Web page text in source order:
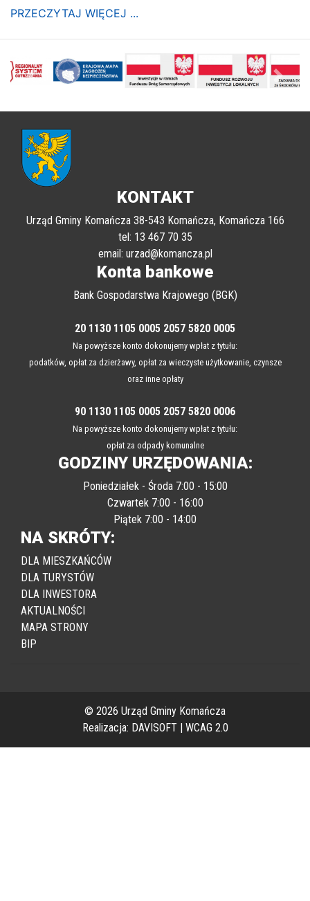
PRZECZYTAJ WIĘCEJ ...
poprzednii
KONTAKT
Urząd Gminy Komańcza 38-543 Komańcza, Komańcza 166
tel: 13 467 70 35
email: urzad@komancza.pl
Konta bankowe
Bank Gospodarstwa Krajowego (BGK)
20 1130 1105 0005 2057 5820 0005
Na powyższe konto dokonujemy wpłat z tytułu:
podatków, opłat za dzierżawy, opłat za wieczyste użytkowanie, czynsze
oraz inne opłaty
90 1130 1105 0005 2057 5820 0006
Na powyższe konto dokonujemy wpłat z tytułu:
opłat za odpady komunalne
GODZINY URZĘDOWANIA:
Poniedziałek - Środa 7:00 - 15:00
Czwartek 7:00 - 16:00
Piątek 7:00 - 14:00
NA SKRÓTY:
DLA MIESZKAŃCÓW
DLA TURYSTÓW
DLA INWESTORA
AKTUALNOŚCI
MAPA STRONY
BIP
© 2026 Urząd Gminy Komańcza
Realizacja: DAVISOFT | WCAG 2.0